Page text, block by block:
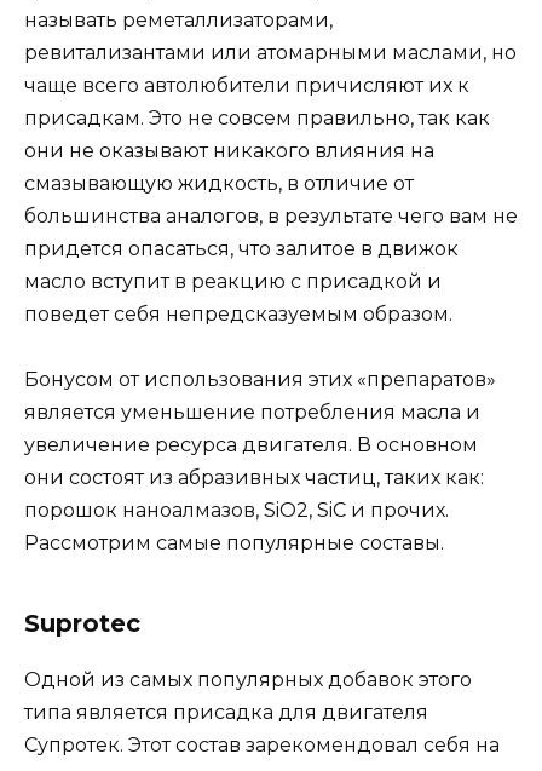
называть реметаллизаторами,
ревитализантами или атомарными маслами, но
чаще всего автолюбители причисляют их к
присадкам. Это не совсем правильно, так как
они не оказывают никакого влияния на
смазывающую жидкость, в отличие от
большинства аналогов, в результате чего вам не
придется опасаться, что залитое в движок
масло вступит в реакцию с присадкой и
поведет себя непредсказуемым образом.
Бонусом от использования этих «препаратов»
является уменьшение потребления масла и
увеличение ресурса двигателя. В основном
они состоят из абразивных частиц, таких как:
порошок наноалмазов, SiO2, SiC и прочих.
Рассмотрим самые популярные составы.
Suprotec
Одной из самых популярных добавок этого
типа является присадка для двигателя
Супротек. Этот состав зарекомендовал себя на